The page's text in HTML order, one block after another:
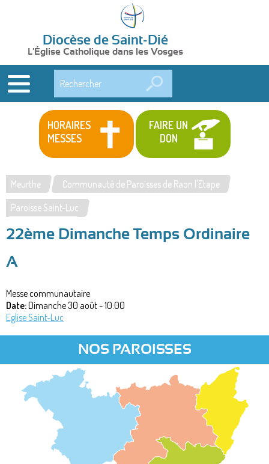
Diocèse de Saint-Dié
L'Église Catholique dans les Vosges
HORAIRES
MESSES
FAIRE UN
DON
Vous
êtes
ici
Meurthe
Communauté de Paroisses de Raon l'Etape
Paroisse Saint-Luc
22ème Dimanche Temps Ordinaire
A
Messe communautaire
Date:Dimanche 30 août - 10:00
Eglise Saint-Luc
NOS PAROISSES